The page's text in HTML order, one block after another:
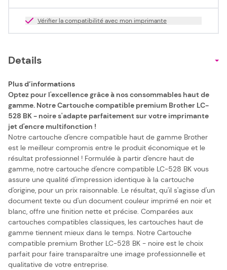
Vérifier la compatibilité avec mon imprimante
Details
Plus d’informations
Optez pour l'excellence grâce à nos consommables haut de
gamme. Notre Cartouche compatible premium Brother LC-
528 BK - noire s'adapte parfaitement sur votre imprimante
jet d'encre multifonction !
Notre cartouche d'encre compatible haut de gamme Brother
est le meilleur compromis entre le produit économique et le
résultat professionnel ! Formulée à partir d'encre haut de
gamme, notre cartouche d'encre compatible LC-528 BK vous
assure une qualité d'impression identique à la cartouche
d'origine, pour un prix raisonnable. Le résultat, qu'il s'agisse d'un
document texte ou d'un document couleur imprimé en noir et
blanc, offre une finition nette et précise. Comparées aux
cartouches compatibles classiques, les cartouches haut de
gamme tiennent mieux dans le temps. Notre Cartouche
compatible premium Brother LC-528 BK - noire est le choix
parfait pour faire transparaître une image professionnelle et
qualitative de votre entreprise.